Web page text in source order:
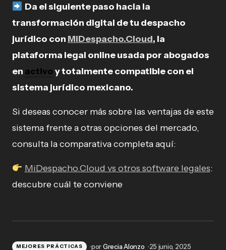
Da el siguiente paso hacia la
transformación digital de tu despacho
jurídico con MiDespacho.Cloud, la
plataforma legal online usada por abogados
en activoy totalmente compatible con el
sistema jurídico mexicano.
Si deseas conocer más sobre las ventajas de este
sistema frente a otras opciones del mercado,
consulta la comparativa completa aquí:
MiDespacho.Cloud vs otros software legales:
descubre cuál te conviene
MEJORES PRÁCTICAS porGrecia Alonzo 25 junio, 2025